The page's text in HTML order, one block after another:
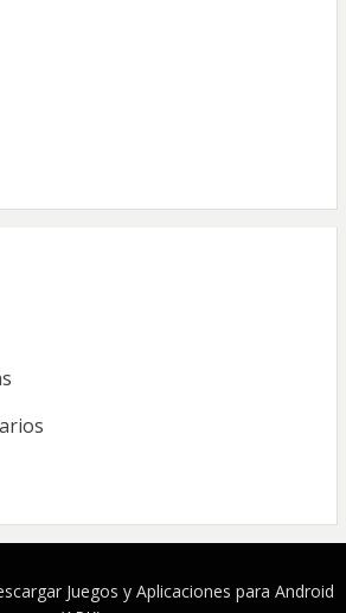
Juegos y Aplicaciones para Android